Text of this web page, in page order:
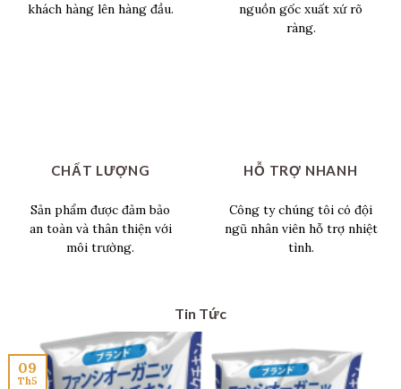
khách hàng lên hàng đầu.
nguồn gốc xuất xứ rõ
ràng.
CHẤT LƯỢNG
Sản phẩm được đảm bảo
an toàn và thân thiện với
môi trường.
HỖ TRỢ NHANH
Công ty chúng tôi có đội
ngũ nhân viên hỗ trợ nhiệt
tình.
Tin Tức
09
Th5